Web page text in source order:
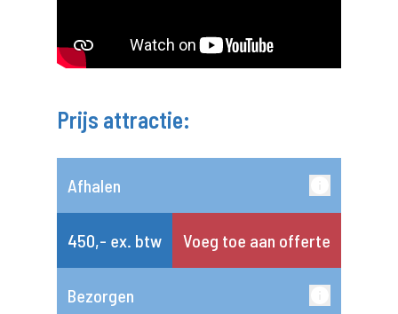
Prijs attractie:
Afhalen
450,- ex. btw Voeg toe aan offerte
Bezorgen